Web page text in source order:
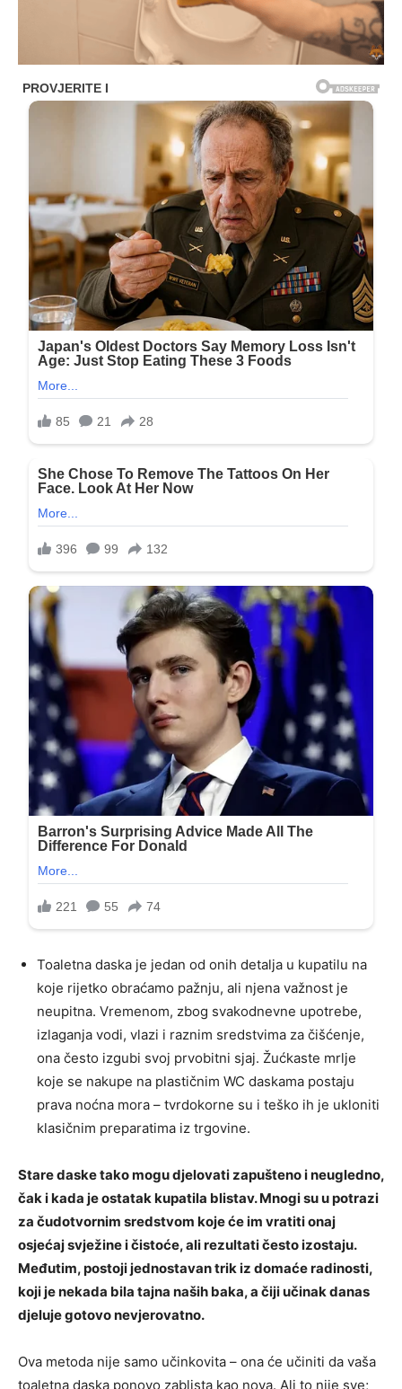
Toaletna daska je jedan od onih detalja u kupatilu na
koje rijetko obraćamo pažnju, ali njena važnost je
neupitna. Vremenom, zbog svakodnevne upotrebe,
izlaganja vodi, vlazi i raznim sredstvima za čišćenje,
ona često izgubi svoj prvobitni sjaj. Žućkaste mrlje
koje se nakupe na plastičnim WC daskama postaju
prava noćna mora – tvrdokorne su i teško ih je ukloniti
klasičnim preparatima iz trgovine.
Stare daske tako mogu djelovati zapušteno i neugledno,
čak i kada je ostatak kupatila blistav. Mnogi su u potrazi
za čudotvornim sredstvom koje će im vratiti onaj
osjećaj svježine i čistoće, ali rezultati često izostaju.
Međutim, postoji jednostavan trik iz domaće radinosti,
koji je nekada bila tajna naših baka, a čiji učinak danas
djeluje gotovo nevjerovatno.
Ova metoda nije samo učinkovita – ona će učiniti da vaša
toaletna daska ponovo zablista kao nova. Ali to nije sve;